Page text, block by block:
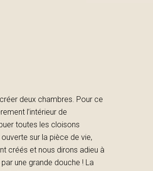
deux chambres. Pour ce
l’intérieur de
toutes les cloisons
sur la pièce de vie,
créés et nous dirons adieu à
une grande douche ! La